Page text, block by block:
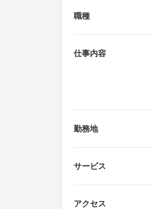
職種
仕事内容
勤務地
サービス
アクセス